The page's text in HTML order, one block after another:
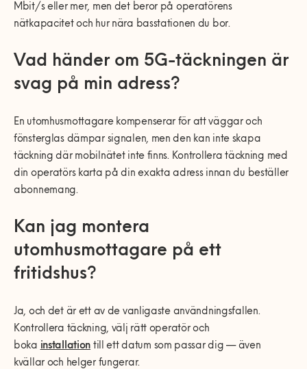
Mbit/s eller mer, men det beror på operatörens
nätkapacitet och hur nära basstationen du bor.
Vad händer om 5G-täckningen är
svag på min adress?
En utomhusmottagare kompenserar för att väggar och
fönsterglas dämpar signalen, men den kan inte skapa
täckning där mobilnätet inte finns. Kontrollera täckning med
din operatörs karta på din exakta adress innan du beställer
abonnemang.
Kan jag montera
utomhusmottagare på ett
fritidshus?
Ja, och det är ett av de vanligaste användningsfallen.
Kontrollera täckning, välj rätt operatör och
boka installation till ett datum som passar dig — även
kvällar och helger fungerar.